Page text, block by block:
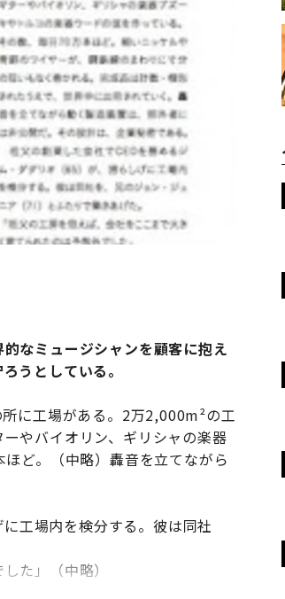
なミュージシャンを顧客に抱え
うとしている。
に工場がある。2万2,000m²の工
やバイオリン、ギリシャの楽器
ど。（中略）轟音を立てながら
工場内を検分する。彼は同社
た」（中略）